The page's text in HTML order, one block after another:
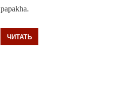
papakha.
ЧИТАТЬ